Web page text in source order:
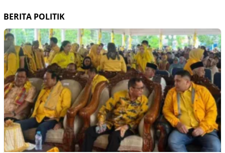
BERITA POLITIK